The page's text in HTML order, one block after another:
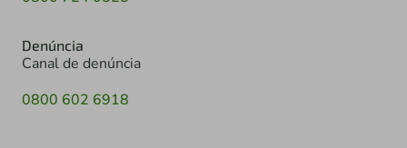
Denúncia
Canal de denúncia
0800 602 6918